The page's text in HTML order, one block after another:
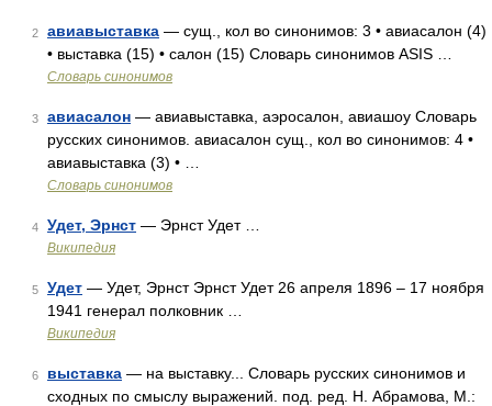
2 авиавыставка — сущ., кол во синонимов: 3 • авиасалон (4)
• выставка (15) • салон (15) Словарь синонимов ASIS …
Словарь синонимов
3 авиасалон — авиавыставка, аэросалон, авиашоу Словарь
русских синонимов. авиасалон сущ., кол во синонимов: 4 •
авиавыставка (3) • …
Словарь синонимов
4 Удет, Эрнст — Эрнст Удет …
Википедия
5 Удет — Удет, Эрнст Эрнст Удет 26 апреля 1896 – 17 ноября
1941 генерал полковник …
Википедия
6 выставка — на выставку... Словарь русских синонимов и
сходных по смыслу выражений. под. ред. Н. Абрамова, М.: